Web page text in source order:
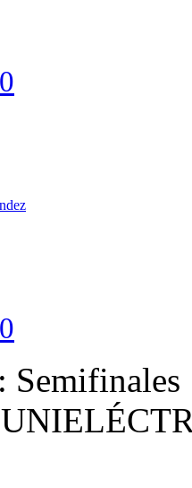
Semifinales